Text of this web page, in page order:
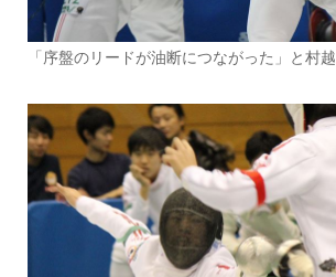
「序盤のリードが油断につながった」と村越